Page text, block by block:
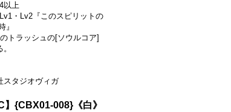
以上
・Lv2『このスピリットの
』
トラッシュの[ソウルコア]
スタジオヴィガ
{CBX01-008}《白》